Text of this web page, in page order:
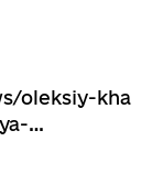
oleksiy-kha
…